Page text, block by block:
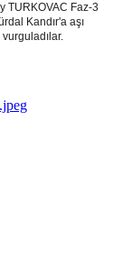
TURKOVAC Faz-3
Kandır'a aşı